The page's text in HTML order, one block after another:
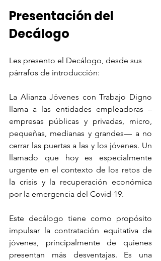
Presentación del
Decálogo
Les presento el Decálogo, desde sus
párrafos de introducción:
La Alianza Jóvenes con Trabajo Digno
llama a las entidades empleadoras –
empresas públicas y privadas, micro,
pequeñas, medianas y grandes— a no
cerrar las puertas a las y los jóvenes. Un
llamado que hoy es especialmente
urgente en el contexto de los retos de
la crisis y la recuperación económica
por la emergencia del Covid-19.
Este decálogo tiene como propósito
impulsar la contratación equitativa de
jóvenes, principalmente de quienes
presentan más desventajas. Es una